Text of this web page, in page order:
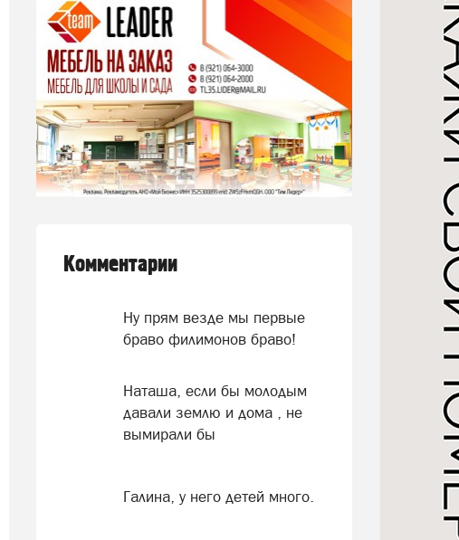
Комментарии
Ну прям везде мы первые
браво филимонов браво!
Наташа, если бы молодым
давали землю и дома , не
вымирали бы
Галина, у него детей много.